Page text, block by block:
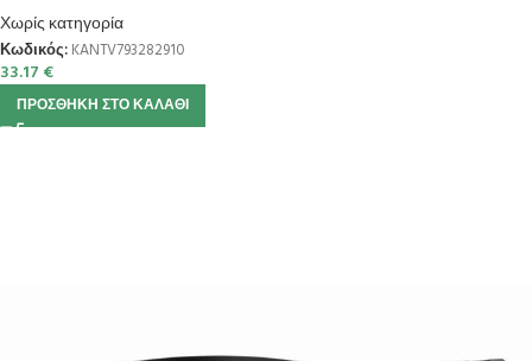
Χωρίς κατηγορία
Κωδικός: KANTV793282910
33.17 €
ΠΡΟΣΘΉΚΗ ΣΤΟ ΚΑΛΆΘΙ